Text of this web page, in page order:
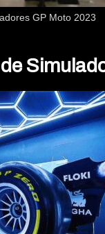
GP Moto 2023